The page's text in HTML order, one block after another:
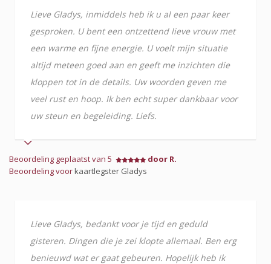
Lieve Gladys, inmiddels heb ik u al een paar keer
gesproken. U bent een ontzettend lieve vrouw met
een warme en fijne energie. U voelt mijn situatie
altijd meteen goed aan en geeft me inzichten die
kloppen tot in de details. Uw woorden geven me
veel rust en hoop. Ik ben echt super dankbaar voor
uw steun en begeleiding. Liefs.
Beoordeling geplaatst van 5
door R.
Beoordeling voorkaartlegster Gladys
Lieve Gladys, bedankt voor je tijd en geduld
gisteren. Dingen die je zei klopte allemaal. Ben erg
benieuwd wat er gaat gebeuren. Hopelijk heb ik